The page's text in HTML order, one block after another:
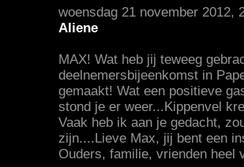
woensdag 21 november 2012,
Aliene
MAX! Wat heb jij teweeg
deelnemersbijeenkomst in
gemaakt! Wat een positieve
stond je er weer...Kippenvel
Vaak heb ik aan je gedacht,
zijn....Lieve Max, jij bent een
Ouders, familie, vrienden